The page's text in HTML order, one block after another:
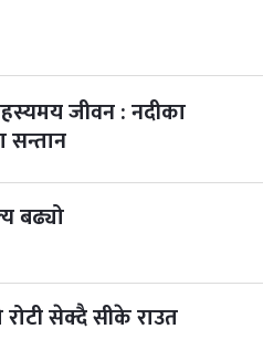
७ महिना बाँकी
जीवन : नदीका
सन्तान
बढ्यो
सेक्दै सीके राउत